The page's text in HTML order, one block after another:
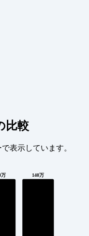
比較
で表示しています。
万 140万